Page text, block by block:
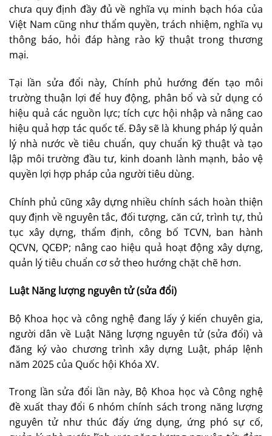
chưa quy định đầy đủ về nghĩa vụ minh bạch hóa của
Việt Nam cũng như thẩm quyền, trách nhiệm, nghĩa vụ
thông báo, hỏi đáp hàng rào kỹ thuật trong thương
mại.
Tại lần sửa đổi này, Chính phủ hướng đến tạo môi
trường thuận lợi để huy động, phân bổ và sử dụng có
hiệu quả các nguồn lực; tích cực hội nhập và nâng cao
hiệu quả hợp tác quốc tế. Đây sẽ là khung pháp lý quản
lý nhà nước về tiêu chuẩn, quy chuẩn kỹ thuật và tạo
lập môi trường đầu tư, kinh doanh lành mạnh, bảo vệ
quyền lợi hợp pháp của người tiêu dùng.
Chính phủ cũng xây dựng nhiều chính sách hoàn thiện
quy định về nguyên tắc, đối tượng, căn cứ, trình tự, thủ
tục xây dựng, thẩm định, công bố TCVN, ban hành
QCVN, QCĐP; nâng cao hiệu quả hoạt động xây dựng,
quản lý tiêu chuẩn cơ sở theo hướng chặt chẽ hơn.
Luật Năng lượng nguyên tử (sửa đổi)
Bộ Khoa học và công nghệ đang lấy ý kiến chuyên gia,
người dân về Luật Năng lượng nguyên tử (sửa đổi) và
đăng ký vào chương trình xây dựng Luật, pháp lệnh
năm 2025 của Quốc hội Khóa XV.
Trong lần sửa đổi lần này, Bộ Khoa học và Công nghệ
đề xuất thay đổi 6 nhóm chính sách trong năng lượng
nguyên tử như thúc đẩy ứng dụng, ứng phó sự cố,